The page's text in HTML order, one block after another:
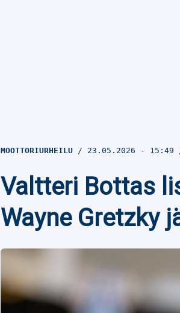
MOOTTORIURHEILU 23.05.2026 - 15:49
Valtteri Bottas
Wayne Gretzky